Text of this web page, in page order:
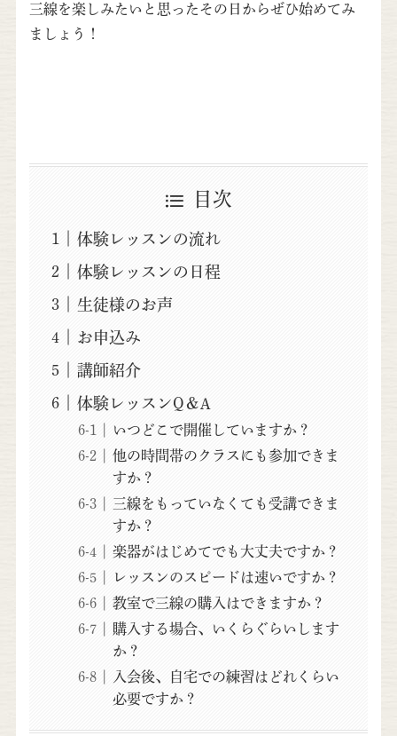
三線を楽しみたいと思ったその日からぜひ始めてみ
ましょう！
目次
体験レッスンの流れ
体験レッスンの日程
生徒様のお声
お申込み
講師紹介
体験レッスンQ＆A
いつどこで開催していますか？
他の時間帯のクラスにも参加できま
すか？
三線をもっていなくても受講できま
すか？
楽器がはじめてでも大丈夫ですか？
レッスンのスピードは速いですか？
教室で三線の購入はできますか？
購入する場合、いくらぐらいします
か？
入会後、自宅での練習はどれくらい
必要ですか？